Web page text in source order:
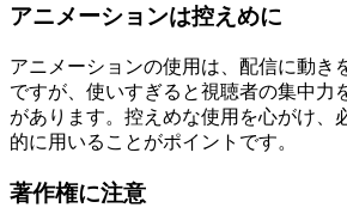
アニメーションは控えめに
アニメーションの使用は、配信に動き
ですが、使いすぎると視聴者の集中力
があります。控えめな使用を心がけ、
的に用いることがポイントです。
著作権に注意